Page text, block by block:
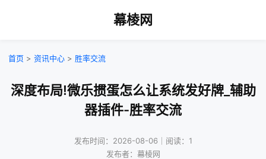
幕棱网
首页 > 资讯中心 > 胜率交流
深度布局!微乐掼蛋怎么让系统发好牌_辅助
器插件-胜率交流
发布时间：2026-08-06｜阅读：1
发布者：幕棱网